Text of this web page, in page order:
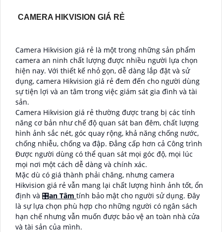
CAMERA HIKVISION GIÁ RẺ
Camera Hikvision giá rẻ là một trong những sản phẩm
camera an ninh chất lượng được nhiều người lựa chọn
hiện nay. Với thiết kế nhỏ gọn, dễ dàng lắp đặt và sử
dụng, camera Hikvision giá rẻ đem đến cho người dùng
sự tiện lợi và an tâm trong việc giám sát gia đình và tài
sản.
Camera Hikvision giá rẻ thường được trang bị các tính
năng cơ bản như chế độ quan sát ban đêm, chất lượng
hình ảnh sắc nét, góc quay rộng, khả năng chống nước,
chống nhiễu, chống va đập. Đẳng cấp hơn cả Công trình
Được người dùng có thể quan sát mọi góc độ, mọi lúc
mọi nơi một cách dễ dàng và chính xác.
Mặc dù có giá thành phải chăng, nhưng camera
Hikvision giá rẻ vẫn mang lại chất lượng hình ảnh tốt, ổn
định và 🎛an Tâm tính bảo mật cho người sử dụng. Đây
là sự lựa chọn phù hợp cho những người có ngân sách
hạn chế nhưng vẫn muốn được bảo vệ an toàn nhà cửa
và tài sản của mình.